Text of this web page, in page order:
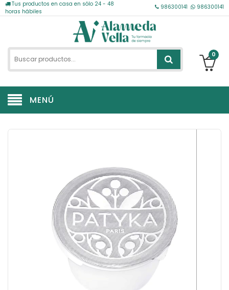
Tus productos en casa en sólo 24 - 48
horas hábiles
986300141 986300141
0
MENÚ